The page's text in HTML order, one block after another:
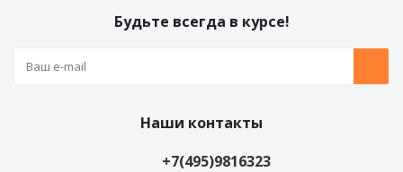
Будьте всегда в курсе!
Наши контакты
+7(495)9816323